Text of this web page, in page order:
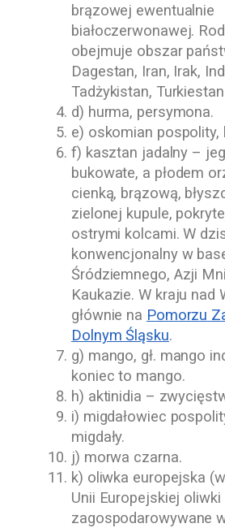
brązowej ewentualnie
białoczerwonawej.
obejmuje obszar
Dagestan, Iran, Irak,
Tadżykistan,
d) hurma, persymona.
e) oskomian pospolity,
f) kasztan jadalny –
bukowate, a płodem
cienką, brązową,
zielonej kupule,
ostrymi kolcami. W
konwencjonalny w
Śródziemnego, Azji
Kaukazie. W kraju nad
głównie na Pomorzu
Dolnym Śląsku.
g) mango, gł. mango
koniec to mango.
h) aktinidia –
i) migdałowiec
migdały.
j) morwa czarna.
k) oliwka europejska
Unii Europejskiej oliwki
zagospodarowywane